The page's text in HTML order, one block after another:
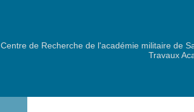
Centre de Recherche de l'académie militaire de
Travaux